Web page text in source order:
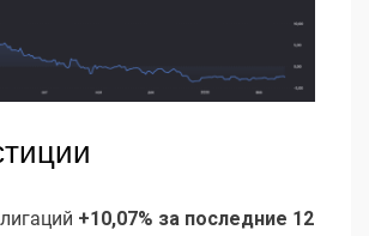
+10,07% за последние 12